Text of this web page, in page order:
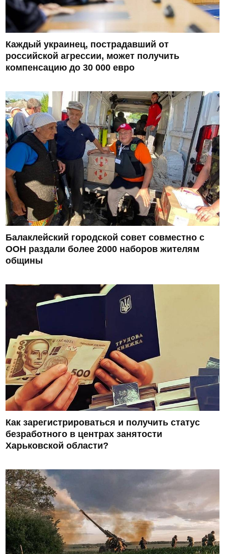
Каждый украинец, пострадавший от
российской агрессии, может получить
компенсацию до 30 000 евро
Балаклейский городской совет совместно с
ООН раздали более 2000 наборов жителям
общины
Как зарегистрироваться и получить статус
безработного в центрах занятости
Харьковской области?